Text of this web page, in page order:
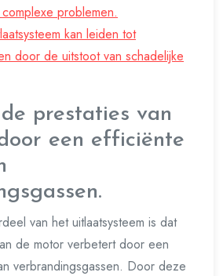
problemen.
kan leiden tot
door de uitstoot van schadelijke
prestaties van
een efficiënte
van het uitlaatsysteem is dat
de motor verbetert door een
verbrandingsgassen. Door deze